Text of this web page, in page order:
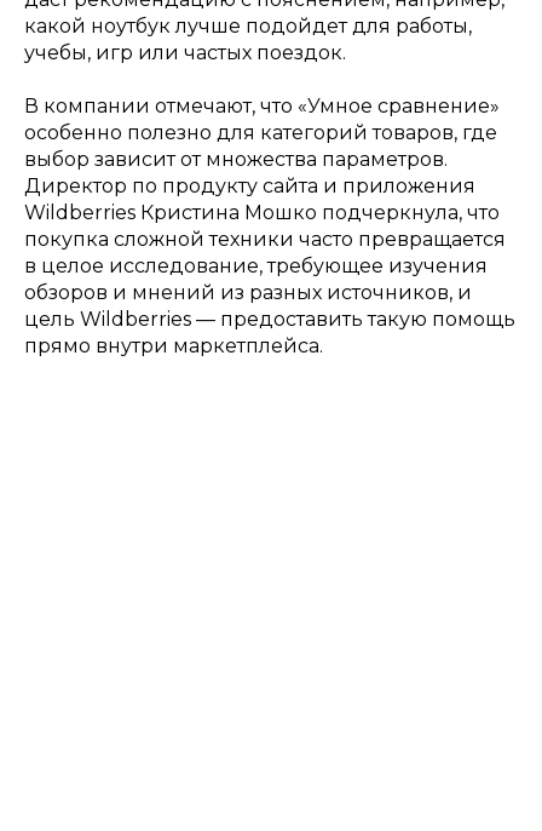
какой ноутбук лучше подойдет для работы,
учебы, игр или частых поездок.
В компании отмечают, что «Умное сравнение»
особенно полезно для категорий товаров, где
выбор зависит от множества параметров.
Директор по продукту сайта и приложения
Wildberries Кристина Мошко подчеркнула, что
покупка сложной техники часто превращается
в целое исследование, требующее изучения
обзоров и мнений из разных источников, и
цель Wildberries — предоставить такую помощь
прямо внутри маркетплейса.